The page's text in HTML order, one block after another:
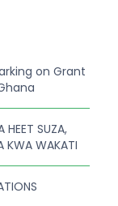
on Grant
HEET SUZA,
KWA WAKATI